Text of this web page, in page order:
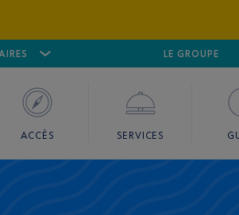
GOLFE DE SAINT-
LE GROUPE
ACCÈS SERVICES